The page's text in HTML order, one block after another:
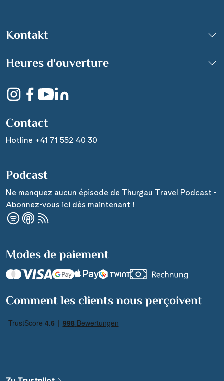
Veere
Kontakt
Heures d'ouverture
Contact
Hotline +41 71 552 40 30
Podcast
Ne manquez aucun épisode de Thurgau Travel Podcast -
Abonnez-vous ici dès maintenant !
Modes de paiement
Comment les clients nous perçoivent